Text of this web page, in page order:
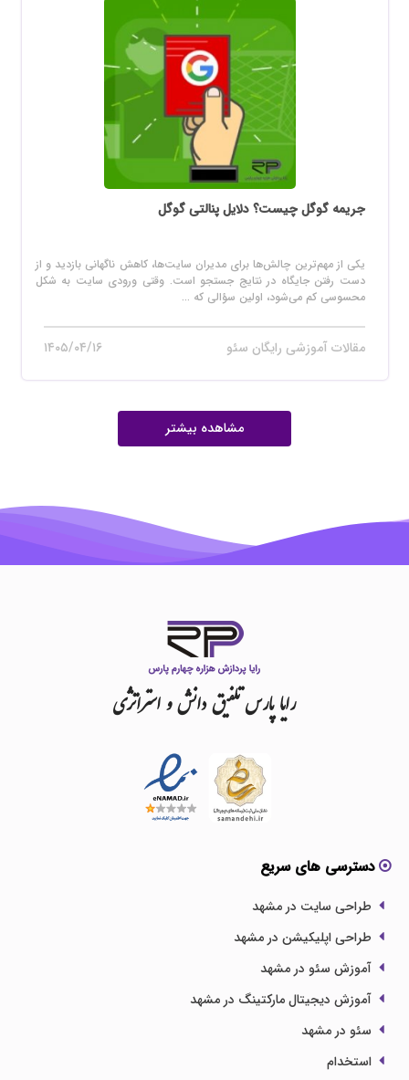
جریمه گوگل چیست؟ دلایل پنالتی گوگل
یکی از مهم‌ترین چالش‌ها برای مدیران سایت‌ها، کاهش ناگهانی بازدید و از
دست رفتن جایگاه در نتایج جستجو است. وقتی ورودی سایت به شکل
محسوسی کم می‌شود، اولین سؤالی که ...
مقالات آموزشی رایگان سئو ۱۴۰۵/۰۴/۱۶
مشاهده بیشتر
رایاپارستلفیقدانشواستراتژی
دسترسی های سریع
طراحی سایت در مشهد
طراحی اپلیکیشن در مشهد
آموزش سئو در مشهد
آموزش دیجیتال مارکتینگ در مشهد
سئو در مشهد
استخدام